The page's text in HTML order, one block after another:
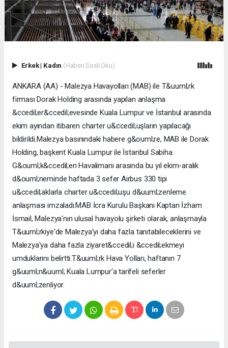
Erkek| Kadın (Haberi Sesli Oku)
ANKARA (AA) - Malezya Havayolları (MAB) ile T&uuml;rk
firması Dorak Holding arasında yapılan anlaşma
&ccedil;er&ccedil;evesinde Kuala Lumpur ve İstanbul arasında
ekim ayından itibaren charter u&ccedil;uşların yapılacağı
bildirildi.Malezya basınındaki habere g&ouml;re, MAB ile Dorak
Holding, başkent Kuala Lumpur ile İstanbul Sabiha
G&ouml;k&ccedil;en Havalimanı arasında bu yıl ekim-aralık
d&ouml;neminde haftada 3 sefer Airbus 330 tipi
u&ccedil;aklarla charter u&ccedil;uşu d&uuml;zenleme
anlaşması imzaladı.MAB İcra Kurulu Başkanı Kaptan İzham
İsmail, Malezya'nın ulusal havayolu şirketi olarak, anlaşmayla
T&uuml;rkiye'de Malezya'yı daha fazla tanıtabileceklerini ve
Malezya'ya daha fazla ziyaret&ccedil;i &ccedil;ekmeyi
umduklarını belirtti.T&uuml;rk Hava Yolları, haftanın 7
g&uuml;n&uuml; Kuala Lumpur'a tarifeli seferler
d&uuml;zenliyor.